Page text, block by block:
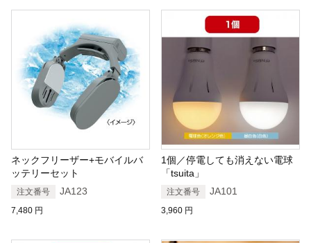
ネックフリーザー+モバイルバ
ッテリーセット
注文番号 JA123
7,480 円
1個／停電しても消えない電球
「tsuita」
注文番号 JA101
3,960 円